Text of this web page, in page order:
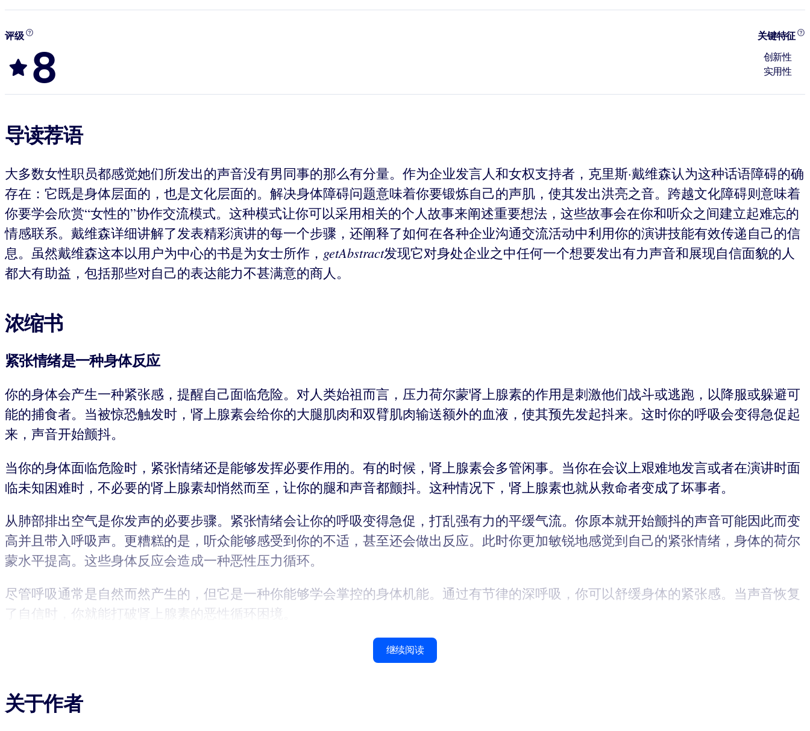
评级
8
关键特征
创新性
实用性
导读荐语
大多数女性职员都感觉她们所发出的声音没有男同事的那么有分量。作为企业发言人和女权支持者，克里斯·戴维森认为这种话语障碍的确
存在：它既是身体层面的，也是文化层面的。解决身体障碍问题意味着你要锻炼自己的声肌，使其发出洪亮之音。跨越文化障碍则意味着
你要学会欣赏“女性的”协作交流模式。这种模式让你可以采用相关的个人故事来阐述重要想法，这些故事会在你和听众之间建立起难忘的
情感联系。戴维森详细讲解了发表精彩演讲的每一个步骤，还阐释了如何在各种企业沟通交流活动中利用你的演讲技能有效传递自己的信
息。虽然戴维森这本以用户为中心的书是为女士所作， getAbstract发现它对身处企业之中任何一个想要发出有力声音和展现自信面貌的人
都大有助益，包括那些对自己的表达能力不甚满意的商人。
浓缩书
紧张情绪是一种身体反应
你的身体会产生一种紧张感，提醒自己面临危险。对人类始祖而言，压力荷尔蒙肾上腺素的作用是刺激他们战斗或逃跑，以降服或躲避可
能的捕食者。当被惊恐触发时，肾上腺素会给你的大腿肌肉和双臂肌肉输送额外的血液，使其预先发起抖来。这时你的呼吸会变得急促起
来，声音开始颤抖。
当你的身体面临危险时，紧张情绪还是能够发挥必要作用的。有的时候，肾上腺素会多管闲事。当你在会议上艰难地发言或者在演讲时面
临未知困难时，不必要的肾上腺素却悄然而至，让你的腿和声音都颤抖。这种情况下，肾上腺素也就从救命者变成了坏事者。
从肺部排出空气是你发声的必要步骤。紧张情绪会让你的呼吸变得急促，打乱强有力的平缓气流。你原本就开始颤抖的声音可能因此而变
高并且带入呼吸声。更糟糕的是，听众能够感受到你的不适，甚至还会做出反应。此时你更加敏锐地感觉到自己的紧张情绪，身体的荷尔
蒙水平提高。这些身体反应会造成一种恶性压力循环。
尽管呼吸通常是自然而然产生的，但它是一种你能够学会掌控的身体机能。通过有节律的深呼吸，你可以舒缓身体的紧张感。当声音恢复
了自信时，你就能打破肾上腺素的恶性循环困境。
继续阅读
关于作者